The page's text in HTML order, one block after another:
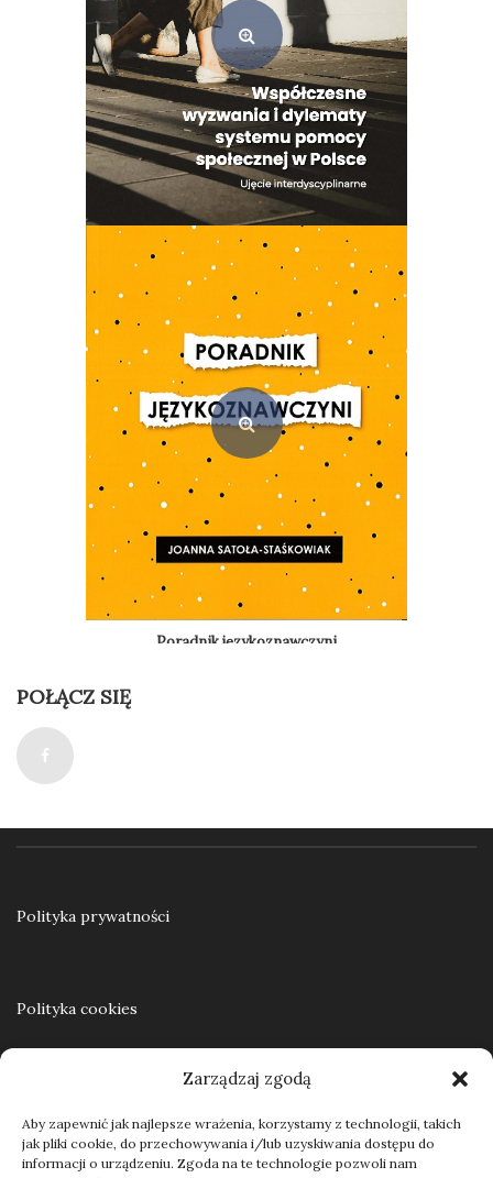
Zarządzaj zgodą
Aby zapewnić jak najlepsze wrażenia, korzystamy z technologii, takich
jak pliki cookie, do przechowywania i/lub uzyskiwania dostępu do
informacji o urządzeniu. Zgoda na te technologie pozwoli nam
49,00 zł
Dodaj do koszyka
Poradnik językoznawczyni
POŁĄCZ SIĘ
Polityka prywatności
Polityka cookies